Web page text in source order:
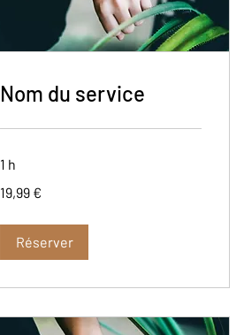
Nom du service
1 h
euros
19,99 €
Réserver